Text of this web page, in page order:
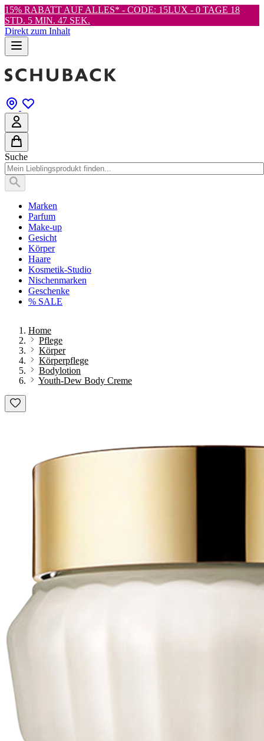
15% RABATT AUF ALLES* - CODE: 15LUX - 0 TAGE 18
STD. 5 MIN. 46 SEK.
Direkt zum Inhalt
Suche
Marken
Parfum
Make-up
Gesicht
Körper
Haare
Kosmetik-Studio
Nischenmarken
Geschenke
% SALE
Home
Pflege
Körper
Körperpflege
Bodylotion
Youth-Dew Body Creme